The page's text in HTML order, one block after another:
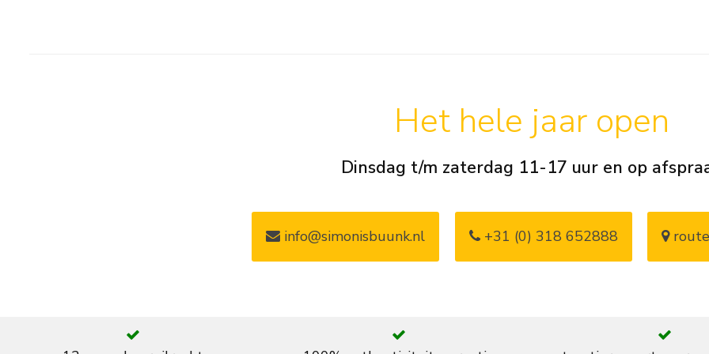
Het hele jaar open
Dinsdag t/m zaterdag 11-17 uur en op
info@simonisbuunk.nl +31 (0) 318 652888